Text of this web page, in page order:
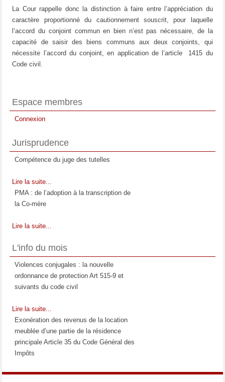
La Cour rappelle donc la distinction à faire entre l’appréciation du
caractère proportionné du cautionnement souscrit, pour laquelle
l’accord du conjoint commun en bien n’est pas nécessaire, de la
capacité de saisir des biens communs aux deux conjoints, qui
nécessite l’accord du conjoint, en application de l’article 1415 du
Code civil.
Espace membres
Connexion
Jurisprudence
Compétence du juge des tutelles
Lire la suite...
PMA : de l’adoption à la transcription de
la Co-mère
Lire la suite...
étendue de son appréciation
Les relations entre l'enfant et la
L'info du mois
Violences conjugales : la nouvelle
ordonnance de protection Art 515-9 et
suivants du code civil
Lire la suite...
Exonération des revenus de la location
meublée d’une partie de la résidence
principale Article 35 du Code Général des
Impôts
Lire la suite...